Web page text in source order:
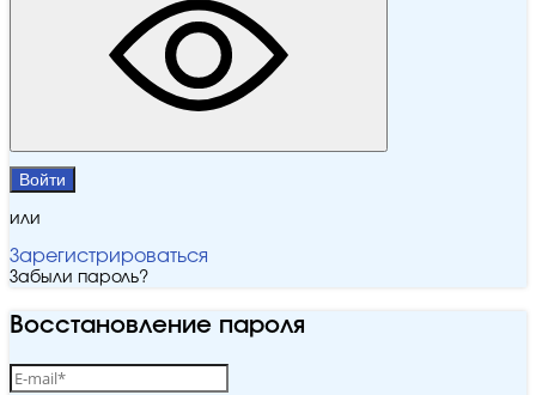
Войти
или
Зарегистрироваться
Забыли пароль?
Восстановление пароля